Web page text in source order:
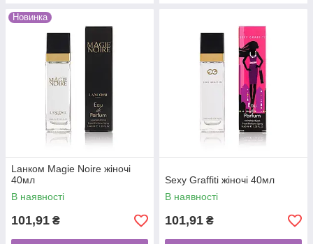
Новинка
Lанком Magie Noire жіночі
40мл
В наявності
101,91 ₴
Sexy Graffiti жіночі 40мл
В наявності
101,91 ₴